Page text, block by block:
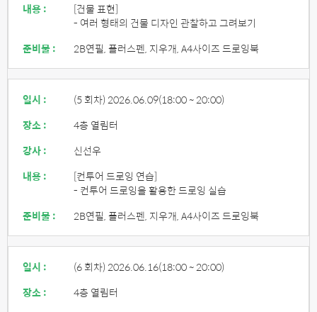
내용 :
[건물 표현]
- 여러 형태의 건물 디자인 관찰하고 그려보기
준비물 :
2B연필, 플러스펜, 지우개, A4사이즈 드로잉북
일시 : (5 회차) 2026.06.09(18:00 ~ 20:00)
장소 :
4층 열림터
강사 :
신선우
내용 :
[컨투어 드로잉 연습]
- 컨투어 드로잉을 활용한 드로잉 실습
준비물 :
2B연필, 플러스펜, 지우개, A4사이즈 드로잉북
일시 : (6 회차) 2026.06.16(18:00 ~ 20:00)
장소 :
4층 열림터